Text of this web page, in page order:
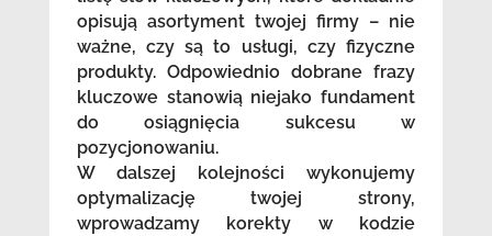
opisują asortyment twojej firmy – nie
ważne, czy są to usługi, czy fizyczne
produkty. Odpowiednio dobrane frazy
kluczowe stanowią niejako fundament
do osiągnięcia sukcesu w
pozycjonowaniu.
W dalszej kolejności wykonujemy
optymalizację twojej strony,
wprowadzamy korekty w kodzie